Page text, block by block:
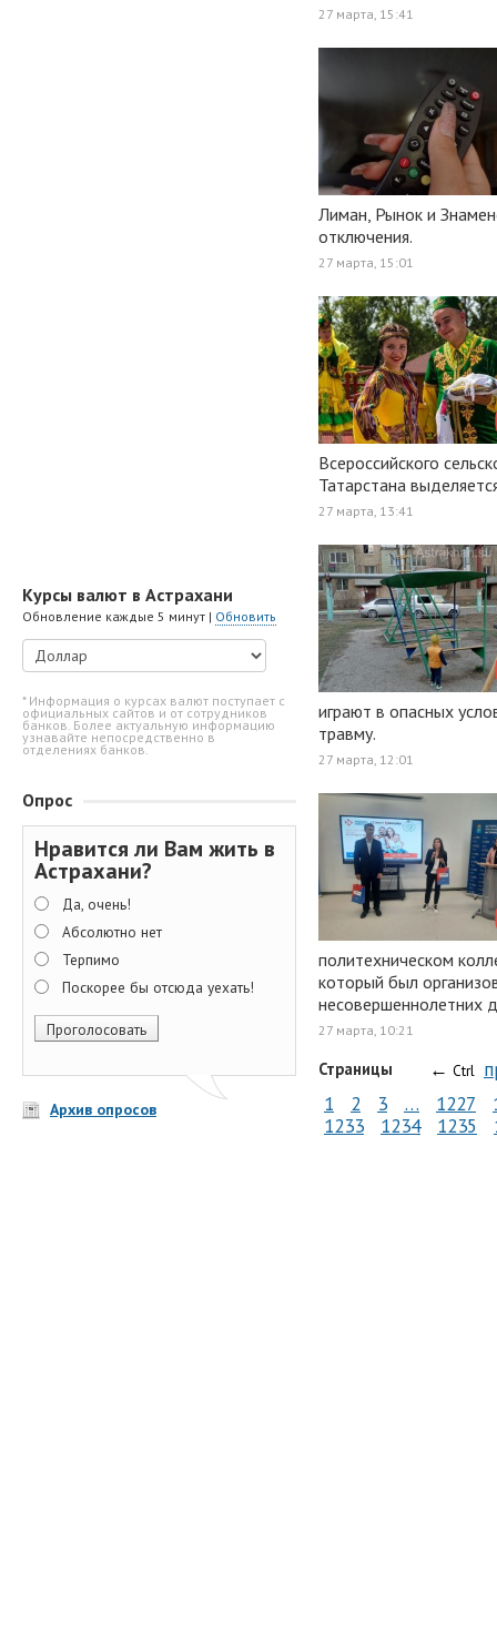
Курсы валют в Астрахани
Обновление каждые 5 минут | Обновить
* Информация о курсах валют поступает с
официальных сайтов и от сотрудников
банков. Более актуальную информацию
узнавайте непосредственно в
отделениях банков.
Опрос
Нравится ли Вам жить в
Астрахани?
Да, очень!
Абсолютно нет
Терпимо
Поскорее бы отсюда уехать!
Архив опросов
27 марта, 15:41
Лиман, Рынок и
отключения.
27 марта, 15:01
Всероссийского
Татарстана
27 марта, 13:41
играют в опасных
травму.
27 марта, 12:01
политехническом
который был
несовершеннолетних
27 марта, 10:21
Страницы ← Ctrl
1
2 3 … 1227
1233
1234 1235